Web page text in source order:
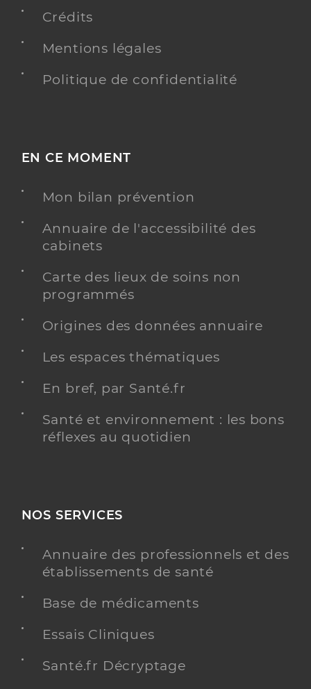
Crédits
Mentions légales
Politique de confidentialité
EN CE MOMENT
Mon bilan prévention
Annuaire de l'accessibilité des
cabinets
Carte des lieux de soins non
programmés
Origines des données annuaire
Les espaces thématiques
En bref, par Santé.fr
Santé et environnement : les bons
réflexes au quotidien
NOS SERVICES
Annuaire des professionnels et des
établissements de santé
Base de médicaments
Essais Cliniques
Santé.fr Décryptage